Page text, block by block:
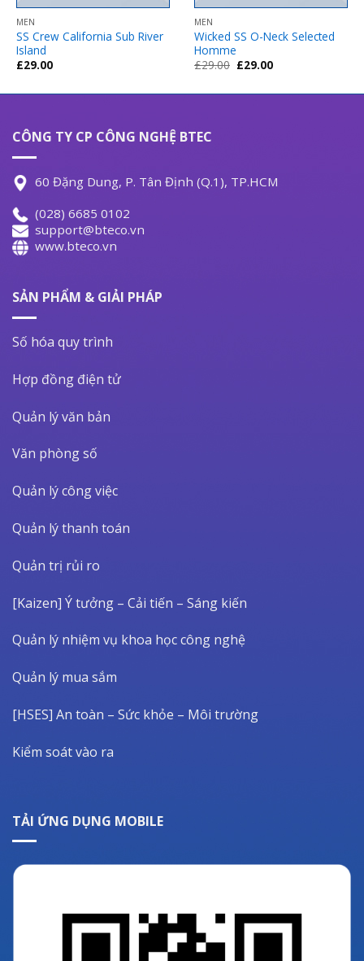
MEN
SS Crew California Sub River
Island
£29.00
MEN
Wicked SS O-Neck Selected
Homme
£29.00 Giá
gốc
£29.00.
£29.00Giá
là:
CÔNG TY CP CÔNG NGHỆ BTEC
60 Đặng Dung, P. Tân Định (Q.1), TP.HCM
(028) 6685 0102
support@bteco.vn
www.bteco.vn
SẢN PHẨM & GIẢI PHÁP
Số hóa quy trình
Hợp đồng điện tử
Quản lý văn bản
Văn phòng số
Quản lý công việc
Quản lý thanh toán
Quản trị rủi ro
[Kaizen] Ý tưởng – Cải tiến – Sáng kiến
Quản lý nhiệm vụ khoa học công nghệ
Quản lý mua sắm
[HSES] An toàn – Sức khỏe – Môi trường
Kiểm soát vào ra
TẢI ỨNG DỤNG MOBILE